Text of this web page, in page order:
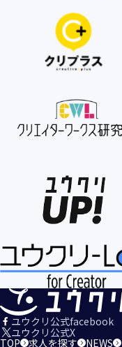
す。これらの情報に
話の種類、IPアドレ
【個人情報の利用目的
当社は、個人情報を
第１項及び
＜個人情報の利用目
１．当社のサービス
２．当社のサービス
備のため
３．当社のサービス
４．当社のサービス
５．当社、その他当
積、改善、研究開発
６．当社がおすすめ
信・送付するため
７．当社とお客様の
８．当社のサービス
「規約等」といいま
ユウクリ公式facebook
ユウクリ公式X
TOP 求人を探す NEWS